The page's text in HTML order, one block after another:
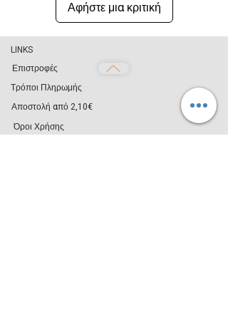
πολύ ψυχρά σημεία.
4. Φυλάξτε το μακριά από παιδιά και
κατοικίδια για την ασφάλειά τους.
Αφήστε μια κριτική
LINKS
Επιστροφές
Τρόποι Πληρωμής
Αποστολή από 2,10€
Όροι Χρήσης